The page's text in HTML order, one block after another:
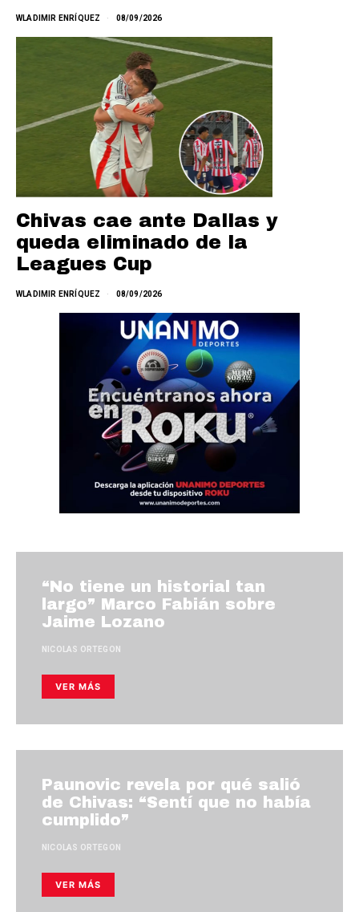
WLADIMIR ENRÍQUEZ 08/09/2026
Chivas cae ante Dallas y
queda eliminado de la
Leagues Cup
WLADIMIR ENRÍQUEZ 08/09/2026
“No tiene un historial tan
largo” Marco Fabián sobre
Jaime Lozano
NICOLAS ORTEGON
VER MÁS
Paunovic revela por qué salió
de Chivas: “Sentí que no había
cumplido”
NICOLAS ORTEGON
VER MÁS